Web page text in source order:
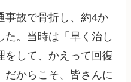
事故で骨折し、約4か
た。当時は「早く治し
をして、かえって回復
だからこそ、皆さんに